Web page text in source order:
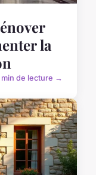
la
min de lecture →